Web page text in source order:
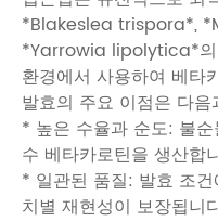
*Blakeslea trispora*,
*Yarrowia lipolytica*의
환경에서 사용하여 베타
발효의 주요 이점은 다음
* 높은 수율과 순도: 불
수 베타카로틴을 생산합
* 일관된 품질: 발효 조
치별 재현성이 보장됩니